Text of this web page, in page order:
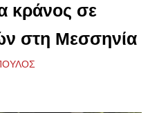
κράνος σε
στη Μεσσηνία